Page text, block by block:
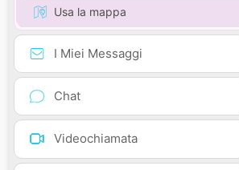
Usa la mappa
I Miei Messaggi
Chat
Videochiamata